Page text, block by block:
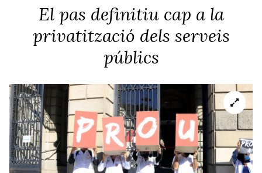
El pas definitiu cap a la
privatització dels serveis
públics